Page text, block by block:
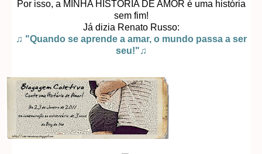
Por isso, a MINHA HISTÓRIA DE AMOR é uma história
sem fim!
Já dizia Renato Russo:
♫ "Quando se aprende a amar, o mundo passa a ser
seu!"♫